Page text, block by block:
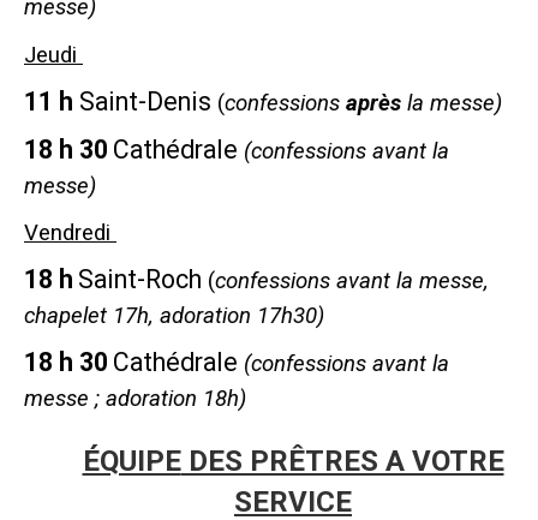
messe)
Jeudi
11 h Saint-Denis (confessions après la messe)
18 h 30 Cathédrale (confessions avant la
messe)
Vendredi
18 h Saint-Roch (confessions avant la messe,
chapelet 17h, adoration 17h30)
18 h 30 Cathédrale (confessions avant la
messe ; adoration 18h)
ÉQUIPEDES PRÊTRES A VOTRE
SERVICE